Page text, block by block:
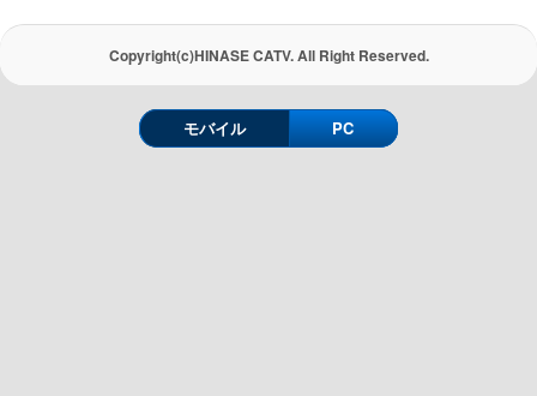
Copyright(c)HINASE CATV. All Right Reserved.
モバイル PC